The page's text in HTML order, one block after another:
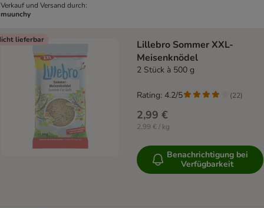
Verkauf und Versand durch:
muunchy
lieferbar
Lillebro Sommer XXL-
Meisenknödel
2 Stück à 500 g
2,99 €
2,99 € / kg
Rating: 4.2/5 (22)
Benachrichtigung bei
Verfügbarkeit